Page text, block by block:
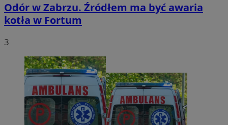
Odór w Zabrzu. Źródłem ma być awaria
kotła w Fortum
3